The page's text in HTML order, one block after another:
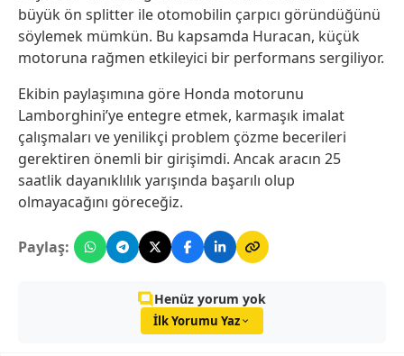
büyük ön splitter ile otomobilin çarpıcı göründüğünü
söylemek mümkün. Bu kapsamda Huracan, küçük
motoruna rağmen etkileyici bir performans sergiliyor.
Ekibin paylaşımına göre Honda motorunu
Lamborghini’ye entegre etmek, karmaşık imalat
çalışmaları ve yenilikçi problem çözme becerileri
gerektiren önemli bir girişimdi. Ancak aracın 25
saatlik dayanıklılık yarışında başarılı olup
olmayacağını göreceğiz.
Paylaş:
Henüz yorum yok
İlk Yorumu Yaz